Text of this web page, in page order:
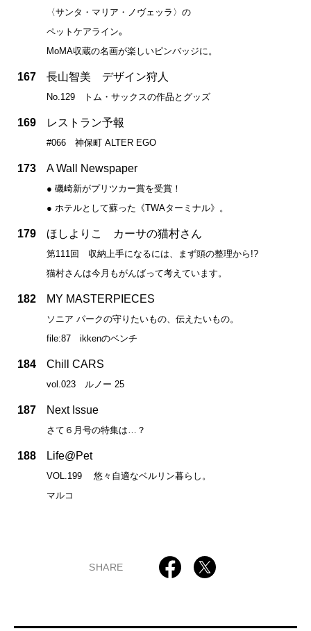
〈サンタ・マリア・ノヴェッラ〉の
ペットケアライン｡
MoMA収蔵の名画が楽しいピンバッジに。
167 長山智美 デザイン狩人
No.129 トム・サックスの作品とグッズ
169 レストラン予報
#066 神保町 ALTER EGO
173 A Wall Newspaper
● 磯崎新がプリツカー賞を受賞！
● ホテルとして蘇った《TWAターミナル》。
179 ほしよりこ カーサの猫村さん
第111回 収納上手になるには、まず頭の整理から!?
猫村さんは今月もがんばって考えています。
182 MY MASTERPIECES
ソニア パークの守りたいもの、伝えたいもの。
file:87 ikkenのベンチ
184 Chill CARS
vol.023 ルノー 25
187 Next Issue
さて６月号の特集は…？
188 Life@Pet
VOL.199 悠々自適なベルリン暮らし。
マルコ
SHARE